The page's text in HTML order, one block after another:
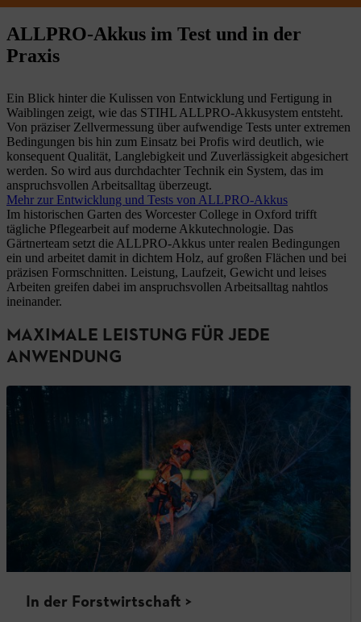
ALLPRO-Akkus im Test und in der
Praxis
Ein Blick hinter die Kulissen von Entwicklung und Fertigung in
Waiblingen zeigt, wie das STIHL ALLPRO-Akkusystem entsteht.
Von präziser Zellvermessung über aufwendige Tests unter extremen
Bedingungen bis hin zum Einsatz bei Profis wird deutlich, wie
konsequent Qualität, Langlebigkeit und Zuverlässigkeit abgesichert
werden. So wird aus durchdachter Technik ein System, das im
anspruchsvollen Arbeitsalltag überzeugt.
Mehr zur Entwicklung und Tests von ALLPRO-Akkus
Im historischen Garten des Worcester College in Oxford trifft
tägliche Pflegearbeit auf moderne Akkutechnologie. Das
Gärtnerteam setzt die ALLPRO-Akkus unter realen Bedingungen
ein und arbeitet damit in dichtem Holz, auf großen Flächen und bei
präzisen Formschnitten. Leistung, Laufzeit, Gewicht und leises
Arbeiten greifen dabei im anspruchsvollen Arbeitsalltag nahtlos
ineinander.
MAXIMALE LEISTUNG FÜR JEDE
ANWENDUNG
In der Forstwirtschaft >